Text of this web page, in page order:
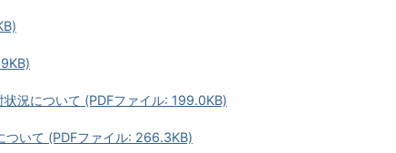
状況について (PDFファイル: 199.0KB)
ついて (PDFファイル: 266.3KB)